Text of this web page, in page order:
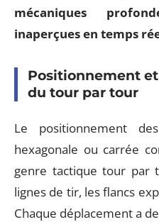
mécaniques
inaperçues en temps
Positionnement
du tour par tour
Le positionnement
hexagonale ou carrée
genre tactique tour par
lignes de tir, les flancs
Chaque déplacement a